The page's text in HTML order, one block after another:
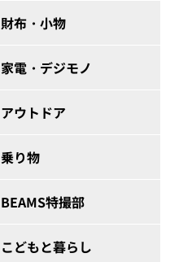
財布・小物
家電・デジモノ
アウトドア
乗り物
BEAMS特撮部
こどもと暮らし